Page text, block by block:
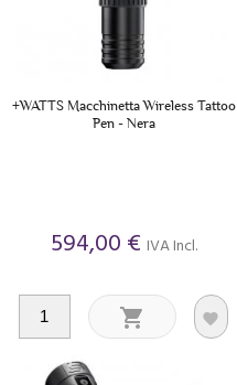
+WATTS Macchinetta Wireless Tattoo
Pen - Nera
594,00 € IVA Incl.
 